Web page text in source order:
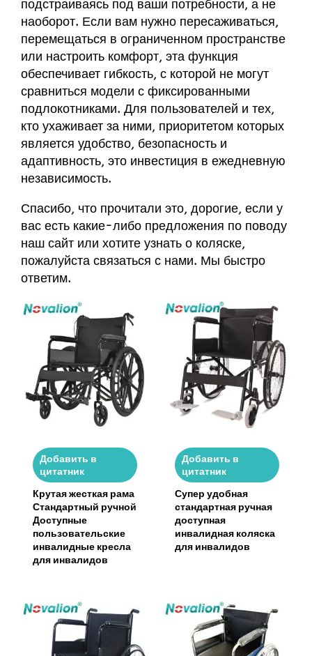
подстраиваясь под ваши потребности, а не
наоборот. Если вам нужно пересаживаться,
перемещаться в ограниченном пространстве
или настроить комфорт, эта функция
обеспечивает гибкость, с которой не могут
сравниться модели с фиксированными
подлокотниками. Для пользователей и тех,
кто ухаживает за ними, приоритетом которых
является удобство, безопасность и
адаптивность, это инвестиция в ежедневную
независимость.
Спасибо, что прочитали это, дорогие, если у
вас есть какие-либо предложения по поводу
наш сайт или хотите узнать о коляске,
пожалуйста связаться с нами. Мы быстро
ответим.
Добавить в
цитатник
Крутая жесткая рама
Стандартный ручной
Доступные
пользовательские
инвалидные кресла
для инвалидов
Добавить в
цитатник
Супер удобная
стандартная ручная
доступная
инвалидная коляска
для инвалидов